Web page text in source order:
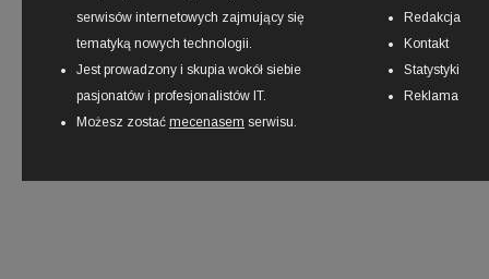
serwisów internetowych zajmujący się
tematyką nowych technologii.
Jest prowadzony i skupia wokół siebie
pasjonatów i profesjonalistów IT.
Możesz zostać mecenasem serwisu.
Redakcja
Kontakt
Statystyki
Reklama